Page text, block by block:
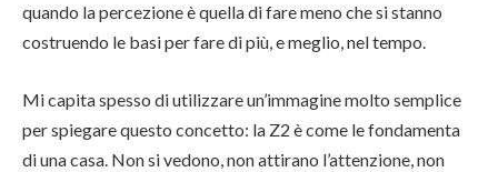
quando la percezione è quella di fare meno che si stanno
costruendo le basi per fare di più, e meglio, nel tempo.
Mi capita spesso di utilizzare un’immagine molto semplice
per spiegare questo concetto: la Z2 è come le fondamenta
di una casa. Non si vedono, non attirano l’attenzione, non